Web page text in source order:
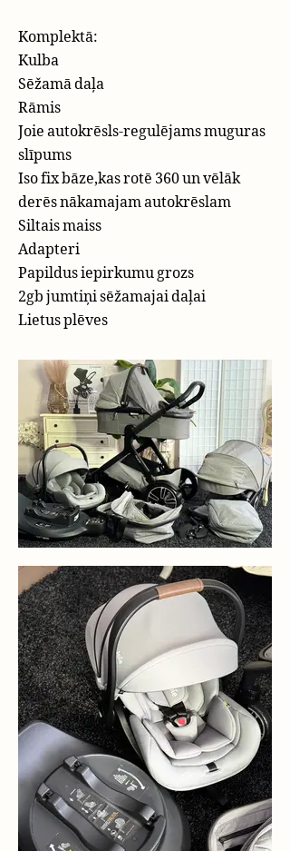
Komplektā:
​Kulba
Sēžamā daļa
Rāmis
Joie autokrēsls-regulējams muguras
slīpums
Iso fix bāze,kas rotē 360 un vēlāk
derēs nākamajam autokrēslam
Siltais maiss
Adapteri
Papildus iepirkumu grozs​
2gb jumtiņi sēžamajai daļai
Lietus plēves